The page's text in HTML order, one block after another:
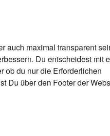
auch maximal transparent
Du entscheidest mit
ob du nur die Erforderlichen
Du über den Footer der